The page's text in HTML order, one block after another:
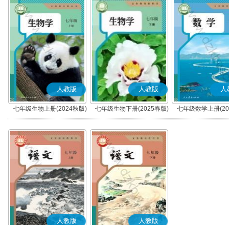
人教版
七年级生物上册(2024秋版)
人教版
七年级生物下册(2025春版)
人
七年级数学上册
人教版 人教版